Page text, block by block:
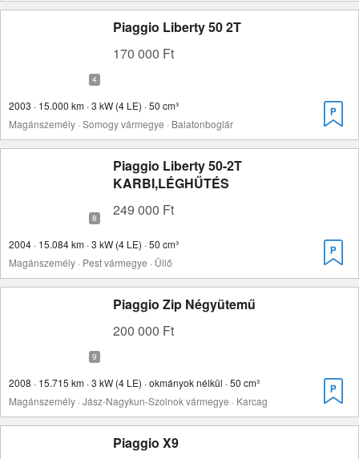
Piaggio Liberty 50 2T
170 000 Ft
2003 · 15.000 km · 3 kW (4 LE) · 50 cm³
Magánszemély · Somogy vármegye · Balatonboglár
Piaggio Liberty 50-2T
KARBI,LÉGHŰTÉS
249 000 Ft
2004 · 15.084 km · 3 kW (4 LE) · 50 cm³
Magánszemély · Pest vármegye · Üllő
Piaggio Zip Négyütemű
200 000 Ft
2008 · 15.715 km · 3 kW (4 LE) · okmányok nélkül · 50 cm³
Magánszemély · Jász-Nagykun-Szolnok vármegye · Karcag
Piaggio X9